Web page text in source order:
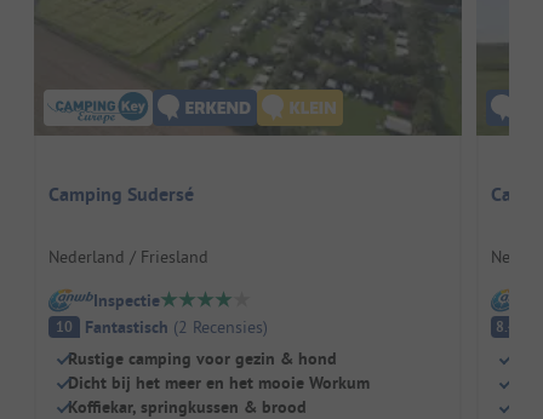
Camping Sudersé
Nederland / Friesland
Inspectie
10 Fantastisch (2 Recensies)
Rustige camping voor gezin & hond
Dicht bij het meer en het mooie Workum
Koffiekar, springkussen & brood
8.4